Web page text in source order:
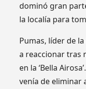
dominó gran
la localía para
Pumas, líder de
a reaccionar tras
en la ‘Bella
venía de eliminar